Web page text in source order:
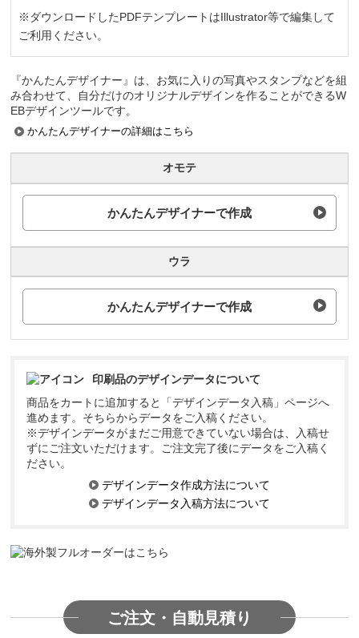
※ダウンロードしたPDFテンプレートはIllustrator等で編集して
ご利用ください。
『かんたんデザイナー』は、お気に入りの写真やスタンプなどを組
み合わせて、自分だけのオリジナルデザインを作ることができるW
EBデザインツールです。
かんたんデザイナーの詳細はこちら
オモテ
かんたんデザイナーで作成
ウラ
かんたんデザイナーで作成
印刷品のデザインデータについて
商品をカートに追加すると「デザインデータ入稿」ページへ
進めます。そちらからデータをご入稿ください。
※デザインデータがまだご用意できていない場合は、入稿せ
ずにご注文いただけます。ご注文完了後にデータをご入稿く
ださい。
デザインデータ作成方法について
デザインデータ入稿方法について
ご注文・自動見積り